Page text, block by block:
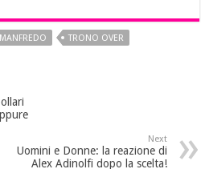
MANFREDO
TRONO OVER
Next
Uomini e Donne: la reazione di
Alex Adinolfi dopo la scelta!